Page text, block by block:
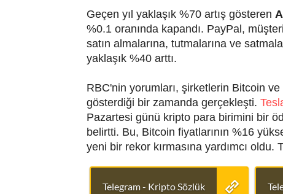
Geçen yıl yaklaşık %70 artış gösteren
%0.1 oranında kapandı. PayPal,
satın almalarına, tutmalarına ve
yaklaşık %40 arttı.
RBC'nin yorumları, şirketlerin Bitcoin
gösterdiği bir zamanda gerçekleşti.
Pazartesi günü kripto para birimini bir
belirtti. Bu, Bitcoin fiyatlarının %16
yeni bir rekor kırmasına yardımcı oldu.
Telegram - Kripto Sözlük